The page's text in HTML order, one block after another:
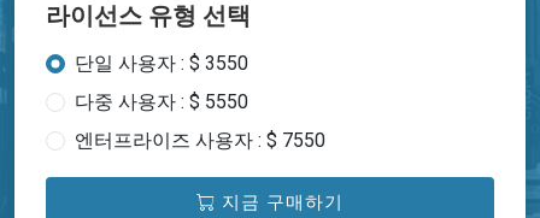
라이선스 유형 선택
단일 사용자 : $ 3550
다중 사용자 : $ 5550
엔터프라이즈 사용자 : $ 7550
지금 구매하기